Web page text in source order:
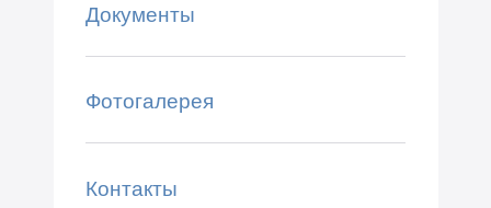
Документы
Фотогалерея
Контакты